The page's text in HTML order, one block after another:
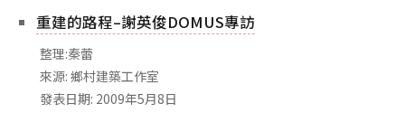
重建的路程–謝英俊DOMUS專訪
整理:秦蕾
來源: 鄉村建築工作室
發表日期: 2009年5月8日